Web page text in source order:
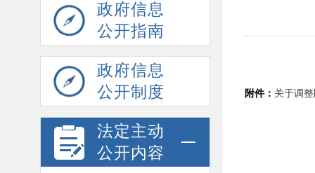
政府信息
公开指南
政府信息
公开制度
法定主动
公开内容
附件： 关于调